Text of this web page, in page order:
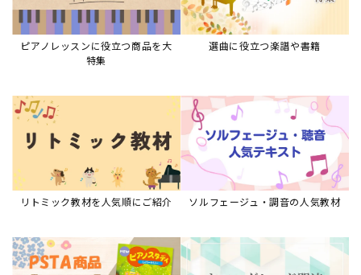
ピアノレッスンに役立つ商品を大
特集
選曲に役立つ楽譜や書籍
リトミック教材を人気順にご紹介 ソルフェージュ・調音の人気教材